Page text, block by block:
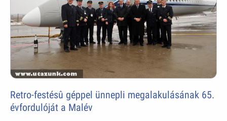
Retro-festésû géppel ünnepli megalakulásának 65.
évfordulóját a Malév